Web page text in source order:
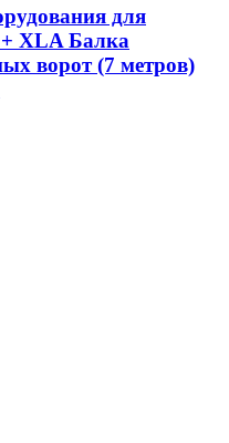
для
XLA Балка
ворот (7 метров)